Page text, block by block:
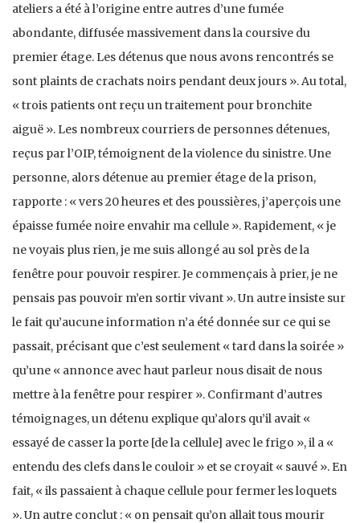
ateliers a été à l’origine entre autres d’une fumée
abondante, diffusée massivement dans la coursive du
premier étage. Les détenus que nous avons rencontrés se
sont plaints de crachats noirs pendant deux jours ». Au total,
« trois patients ont reçu un traitement pour bronchite
aiguë ». Les nombreux courriers de personnes détenues,
reçus par l’OIP, témoignent de la violence du sinistre. Une
personne, alors détenue au premier étage de la prison,
rapporte : « vers 20 heures et des poussières, j’aperçois une
épaisse fumée noire envahir ma cellule ». Rapidement, « je
ne voyais plus rien, je me suis allongé au sol près de la
fenêtre pour pouvoir respirer. Je commençais à prier, je ne
pensais pas pouvoir m’en sortir vivant ». Un autre insiste sur
le fait qu’aucune information n’a été donnée sur ce qui se
passait, précisant que c’est seulement « tard dans la soirée »
qu’une « annonce avec haut parleur nous disait de nous
mettre à la fenêtre pour respirer ». Confirmant d’autres
témoignages, un détenu explique qu’alors qu’il avait «
essayé de casser la porte [de la cellule] avec le frigo », il a «
entendu des clefs dans le couloir » et se croyait « sauvé ». En
fait, « ils passaient à chaque cellule pour fermer les loquets
». Un autre conclut : « on pensait qu’on allait tous mourir